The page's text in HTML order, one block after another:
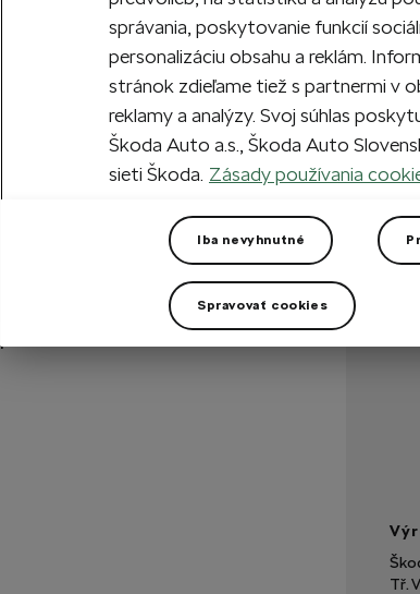
+2 viac
závodného auta.
Tř.
správania, poskytovanie funkcií
personalizáciu obsahu a reklám.
stránok zdieľame tiež s partnermi v
reklamy a analýzy. Svoj súhlas
Škoda Auto a.s., Škoda Auto
sieti Škoda. Zásady používania
Iba nevyhnutné
Spravovať cookies